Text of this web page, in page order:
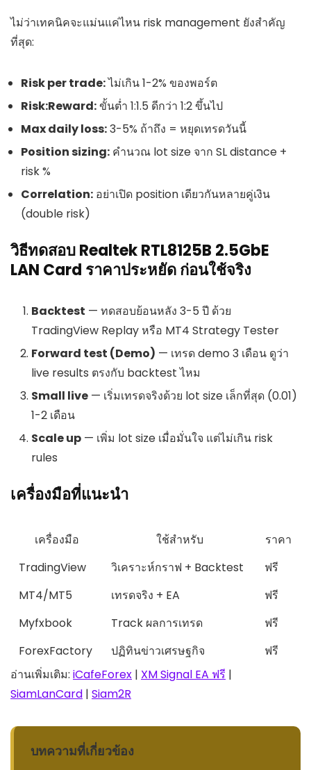
ไม่ว่าเทคนิคจะแม่นแค่ไหน risk management ยังสำคัญ
ที่สุด:
Risk per trade:ไม่เกิน 1-2% ของพอร์ต
Risk:Reward:ขั้นต่ำ 1:1.5 ดีกว่า 1:2 ขึ้นไป
Max daily loss:3-5% ถ้าถึง = หยุดเทรดวันนี้
Position sizing: คำนวณ lot size จาก SL distance +
risk %
Correlation: อย่าเปิด position เดียวกันหลายคู่เงิน
(double risk)
วิธีทดสอบ Realtek RTL8125B 2.5GbE
LAN Card ราคาประหยัด ก่อนใช้จริง
Backtest — ทดสอบย้อนหลัง 3-5 ปี ด้วย
TradingView Replay หรือ MT4 Strategy Tester
Forward test (Demo) — เทรด demo 3 เดือน ดูว่า
live results ตรงกับ backtest ไหม
Small live — เริ่มเทรดจริงด้วย lot size เล็กที่สุด (0.01)
1-2 เดือน
Scale up — เพิ่ม lot size เมื่อมั่นใจ แต่ไม่เกิน risk
rules
เครื่องมือที่แนะนำ
เครื่องมือ ใช้สำหรับ
ราคา
TradingView
วิเคราะห์กราฟ + Backtest
ฟรี
MT4/MT5
เทรดจริง + EA
ฟรี
Myfxbook
Track ผลการเทรด
ฟรี
ForexFactory
ปฏิทินข่าวเศรษฐกิจ
ฟรี
อ่านเพิ่มเติม: iCafeForex | XM Signal EA ฟรี |
SiamLanCard | Siam2R
บทความที่เกี่ยวข้อง